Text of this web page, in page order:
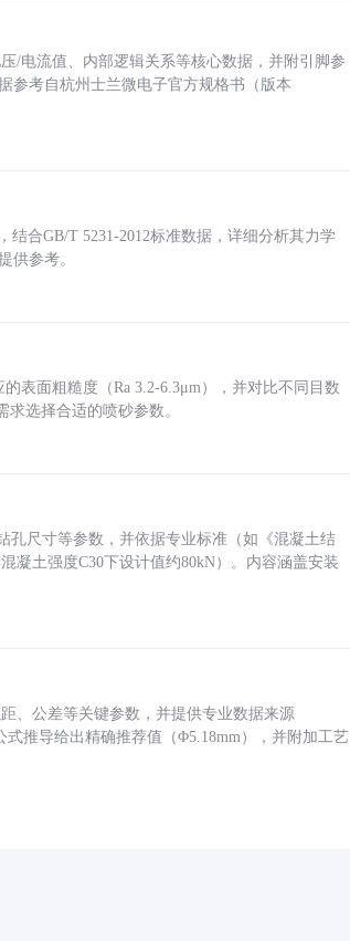
/电流值、内部逻辑关系等核心数据，并附引脚参
参考自杭州士兰微电子官方规格书（版本
合GB/T 5231-2012标准数据，详细分析其力学
供参考。
表面粗糙度（Ra 3.2-6.3μm），并对比不同目数
选择合适的喷砂参数。
孔尺寸等参数，并依据专业标准（如《混凝土结
凝土强度C30下设计值约80kN）。内容涵盖安装
、公差等关键参数，并提供专业数据来源
式推导给出精确推荐值（Φ5.18mm），并附加工艺